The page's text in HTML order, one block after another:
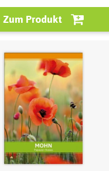
Zum Produkt